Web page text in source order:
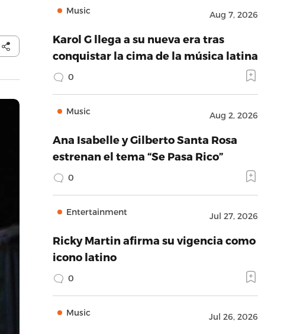
Music Aug 7, 2026
Karol G llega a su nueva era tras
conquistar la cima de la música latina
0
Music Aug 2, 2026
Ana Isabelle y Gilberto Santa Rosa
estrenan el tema “Se Pasa Rico”
0
Entertainment Jul 27, 2026
Ricky Martin afirma su vigencia como
icono latino
0
Music Jul 26, 2026